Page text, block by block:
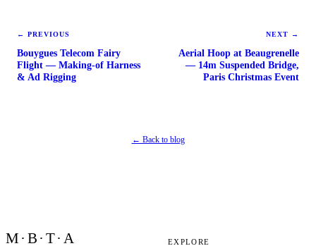
←PREVIOUS
Bouygues Telecom Fairy
Flight — Making-of Harness
& Ad Rigging
NEXT →
Aerial Hoop at Beaugrenelle
— 14m Suspended Bridge,
Paris Christmas Event
← Back to blog
M·B·T·A EXPLORE